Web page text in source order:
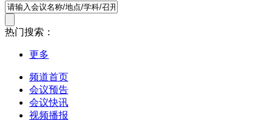
热门搜索：
更多
频道首页
会议预告
会议快讯
视频播报